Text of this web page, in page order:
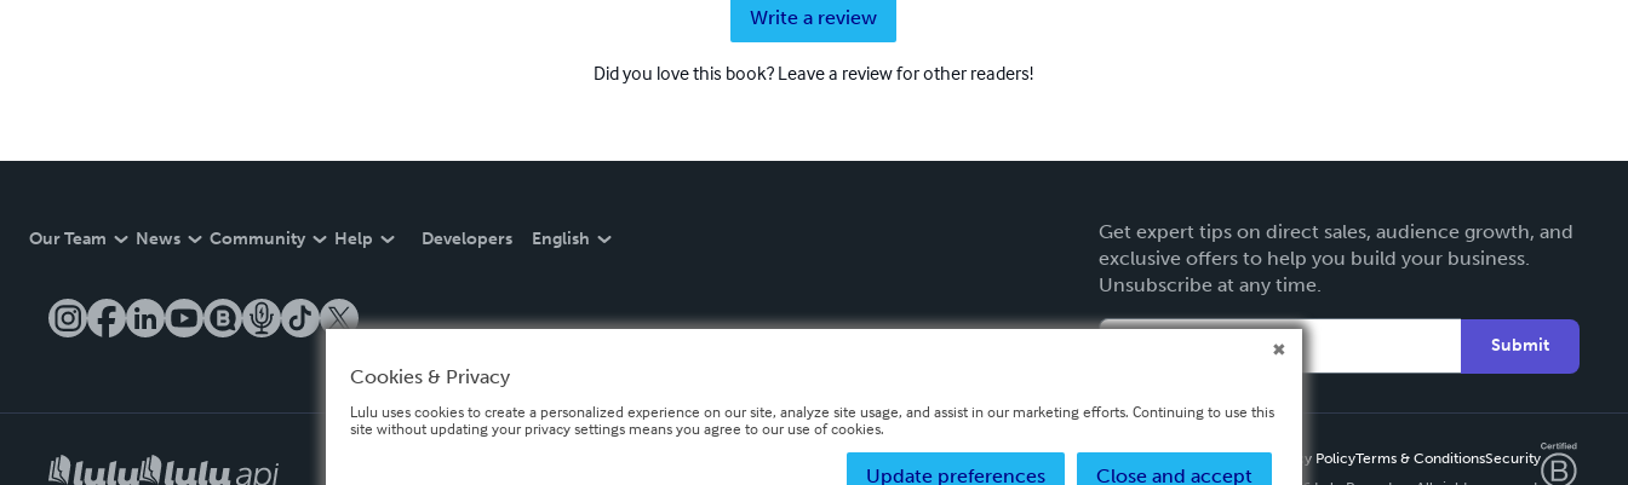
Write a review
Did you love this book? Leave a review for other readers!
Our Team News Community Help Developers English
Get expert tips on direct sales, audience growth, and
exclusive offers to help you build your business.
Unsubscribe at any time.
Submit
Privacy PolicyTerms & ConditionsSecurity
Cookies & Privacy
Lulu uses cookies to create a personalized experience on our site, analyze site usage, and assist in our marketing efforts. Continuing to use this
site without updating your privacy settings means you agree to our use of cookies.
Close and accept
Update preferences